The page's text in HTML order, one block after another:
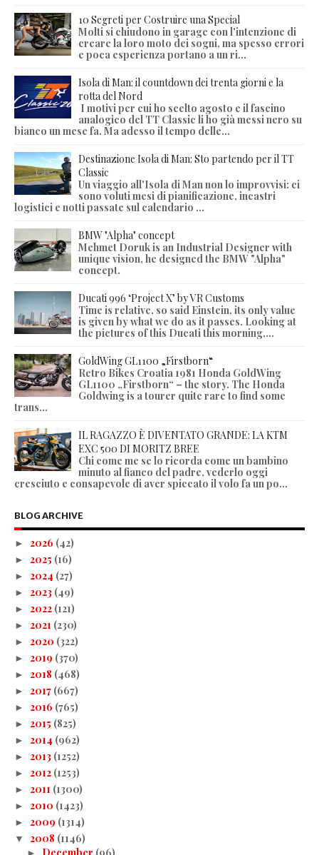
10 Segreti per Costruire una Special
Molti si chiudono in garage con l'intenzione di
creare la loro moto dei sogni, ma spesso errori
e poca esperienza portano a un ri...
Isola di Man: il countdown dei trenta giorni e la
rotta del Nord
I motivi per cui ho scelto agosto e il fascino
analogico del TT Classic li ho già messi nero su
bianco un mese fa. Ma adesso il tempo delle...
Destinazione Isola di Man: Sto partendo per il TT
Classic
Un viaggio all'Isola di Man non lo improvvisi: ci
sono voluti mesi di pianificazione, incastri
logistici e notti passate sul calendario ...
BMW "Alpha" concept
Mehmet Doruk is an Industrial Designer with
unique vision, he designed the BMW "Alpha"
concept.
Ducati 996 ‘Project X’ by VR Customs
Time is relative, so said Einstein, its only value
is given by what we do as it passes. Looking at
the pictures of this Ducati this morning,...
GoldWing GL1100 „Firstborn“
Retro Bikes Croatia 1981 Honda GoldWing
GL1100 „Firstborn“ – the story. The Honda
Goldwing is a tourer quite rare to find some
trans...
IL RAGAZZO È DIVENTATO GRANDE: LA KTM
EXC 500 DI MORITZ BREE
Chi come me se lo ricorda come un bambino
minuto al fianco del padre, vederlo oggi
cresciuto e consapevole di aver spiccato il volo fa un po...
BLOG ARCHIVE
► 2026 (42)
► 2025 (16)
► 2024 (27)
► 2023 (49)
► 2022 (121)
► 2021 (230)
► 2020 (322)
► 2019 (370)
► 2018 (468)
► 2017 (667)
► 2016 (765)
► 2015 (825)
► 2014 (962)
► 2013 (1252)
► 2012 (1253)
► 2011 (1300)
► 2010 (1423)
► 2009 (1314)
▼ 2008 (1146)
► December (96)